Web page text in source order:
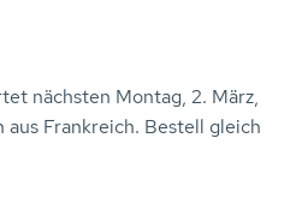
nächsten Montag, 2. März,
Frankreich. Bestell gleich